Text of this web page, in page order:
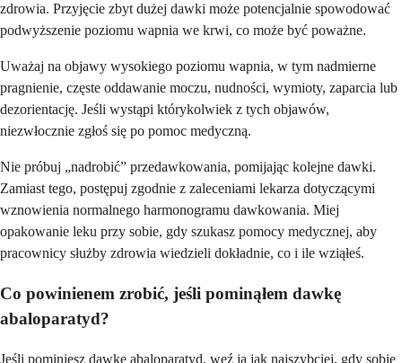
zdrowia. Przyjęcie zbyt dużej dawki może potencjalnie spowodować
podwyższenie poziomu wapnia we krwi, co może być poważne.
Uważaj na objawy wysokiego poziomu wapnia, w tym nadmierne
pragnienie, częste oddawanie moczu, nudności, wymioty, zaparcia lub
dezorientację. Jeśli wystąpi którykolwiek z tych objawów,
niezwłocznie zgłoś się po pomoc medyczną.
Nie próbuj „nadrobić” przedawkowania, pomijając kolejne dawki.
Zamiast tego, postępuj zgodnie z zaleceniami lekarza dotyczącymi
wznowienia normalnego harmonogramu dawkowania. Miej
opakowanie leku przy sobie, gdy szukasz pomocy medycznej, aby
pracownicy służby zdrowia wiedzieli dokładnie, co i ile wziąłeś.
Co powinienem zrobić, jeśli pominąłem dawkę
abaloparatyd?
Jeśli pominiesz dawkę abaloparatyd, weź ją jak najszybciej, gdy sobie